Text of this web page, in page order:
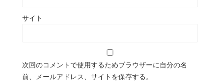
サイト
次回のコメントで使用するためブラウザーに自分の名
前、メールアドレス、サイトを保存する。